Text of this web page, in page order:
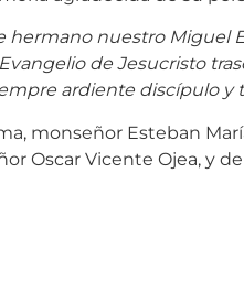
hermano nuestro Miguel
de Jesucristo
ardiente discípulo y
monseñor Esteban
Oscar Vicente Ojea, y